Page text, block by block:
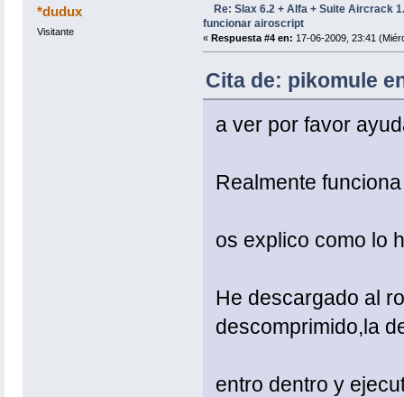
*dudux
Visitante
Re: Slax 6.2 + Alfa + Suite Aircrack
funcionar airoscript
« Respuesta #4 en: 17-06-2009, 23:41
Cita de: pikomule
a ver por favor
Realmente
os explico como lo
He descargado al
descomprimido,la
entro dentro y